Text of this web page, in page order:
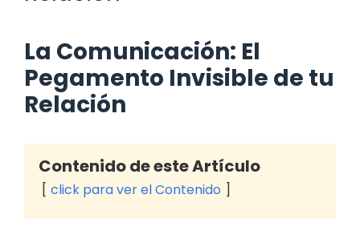
La Comunicación: El
Pegamento Invisible de tu
Relación
Contenido de este Artículo
click para ver el Contenido